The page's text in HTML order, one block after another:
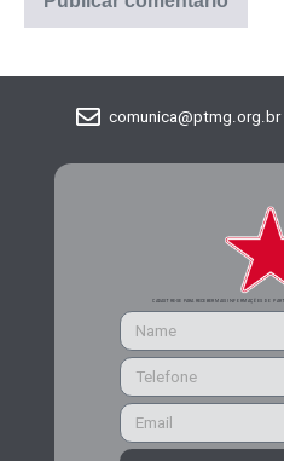
comunica@ptmg.org.br
CADASTRE-SE PARA RECEBER MAIS INFORMAÇÕES DO